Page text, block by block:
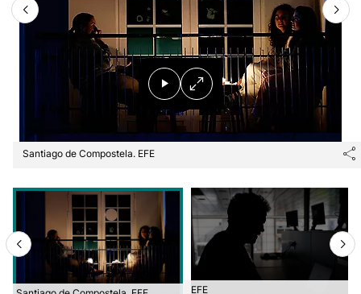
Santiago de Compostela. EFE
EFE